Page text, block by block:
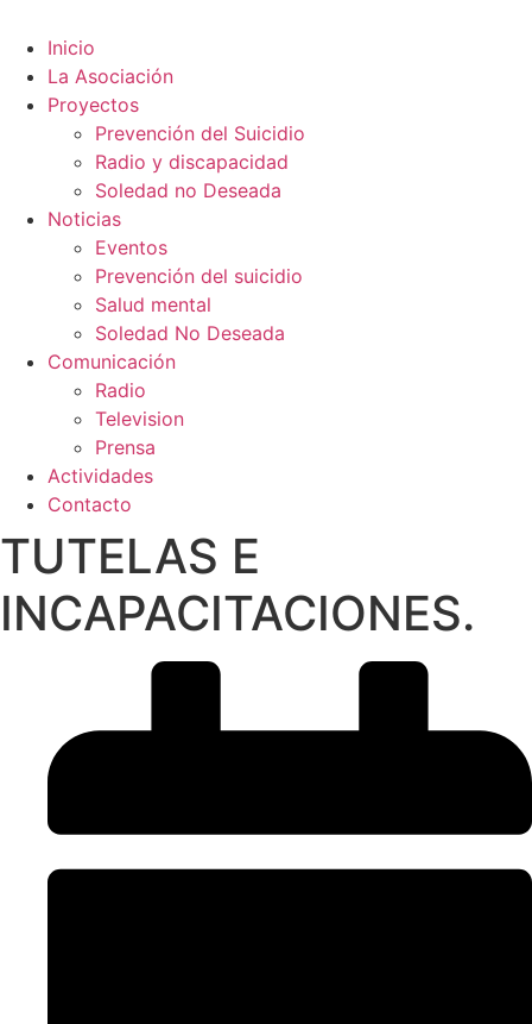
Inicio
La Asociación
Proyectos
Prevención del Suicidio
Radio y discapacidad
Soledad no Deseada
Noticias
Eventos
Prevención del suicidio
Salud mental
Soledad No Deseada
Comunicación
Radio
Television
Prensa
Actividades
Contacto
TUTELAS E
INCAPACITACIONES.